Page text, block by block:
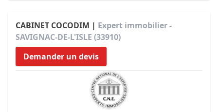
CABINET COCODIM | Expert immobilier -
SAVIGNAC-DE-L'ISLE (33910)
Demander un devis